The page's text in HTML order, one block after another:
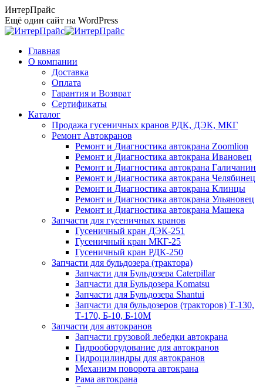
Перейти
к
содержанию
ИнтерПрайс
Ещё один сайт на WordPress
Главная
О компании
Доставка
Оплата
Гарантия и Возврат
Сертификаты
Каталог
Продажа гусеничных кранов РДК, ДЭК, МКГ
Ремонт Автокранов
Ремонт и Диагностика автокрана Zoomlion
Ремонт и Диагностика автокрана Ивановец
Ремонт и Диагностика автокрана Галичанин
Ремонт и Диагностика автокрана Челябинец
Ремонт и Диагностика автокрана Клинцы
Ремонт и Диагностика автокрана Ульяновец
Ремонт и Диагностика автокрана Машека
Запчасти для гусеничных кранов
Гусеничный кран ДЭК-251
Гусеничный кран МКГ-25
Гусеничный кран РДК-250
Запчасти для бульдозера (трактора)
Запчасти для Бульдозера Caterpillar
Запчасти для Бульдозера Komatsu
Запчасти для Бульдозера Shantui
Запчасти для бульдозеров (тракторов) Т-130,
Т-170, Б-10, Б-10М
Запчасти для автокранов
Запчасти грузовой лебедки автокрана
Гидрооборудование для автокранов
Гидроцилиндры для автокранов
Механизм поворота автокрана
Рама автокрана